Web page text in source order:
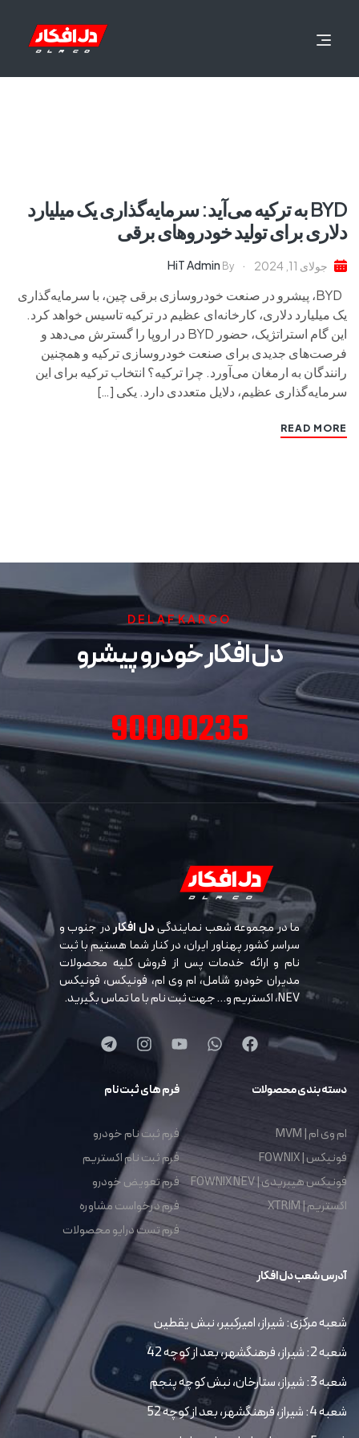
BYD به ترکیه می‌آید: سرمایه‌گذاری یک میلیارد
دلاری برای تولید خودروهای برقی
جولای 11, 2024 By
HiT Admin
BYD، پیشرو در صنعت خودروسازی برقی چین، با سرمایه‌گذاری
یک میلیارد دلاری، کارخانه‌ای عظیم در ترکیه تاسیس خواهد کرد.
این گام استراتژیک، حضور BYD در اروپا را گسترش می‌دهد و
فرصت‌های جدیدی برای صنعت خودروسازی ترکیه و همچنین
رانندگان به ارمغان می‌آورد. چرا ترکیه؟ انتخاب ترکیه برای این
سرمایه‌گذاری عظیم، دلایل متعددی دارد. یکی […]
READ MORE
DELAFKARCO
دل افکار خودرو پیشرو
90000235
ما در مجموعه شعب نمایندگیدل افکاردر جنوب و
سراسر کشور پهناور ایران، در کنار شما هستیم با ثبت
نام و ارائه خدمات پس از فروش کلیه محصولات
مدیران خودرو شامل، ام وی ام، فونیکس، فونیکس
NEV، اکستریم و… جهت ثبت نام با ما تماس بگیرید.
دسته بندی محصولات
ام وی ام | MVM
فونیکس | FOWNIX
فونیکس هیبریدی | FOWNIX NEV
اکستریم | XTRIM
فرم های ثبت نام
فرم ثبت نام خودرو
فرم ثبت نام اکستریم
فرم تعویض خودرو
فرم درخواست مشاوره
فرم تست درایو محصولات
آدرس شعب دل افکار
شعبه مرکزی: شیراز، امیرکبیر، نبش یقطین
شعبه 2: شیراز، فرهنگشهر، بعد از کوچه 42
شعبه 3: شیراز، ستارخان، نبش کوچه پنجم
شعبه 4: شیراز، فرهنگشهر، بعد از کوچه 52